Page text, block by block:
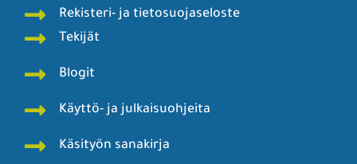
Rekisteri- ja tietosuojaseloste
Tekijät
Blogit
Käyttö- ja julkaisuohjeita
Käsityön sanakirja